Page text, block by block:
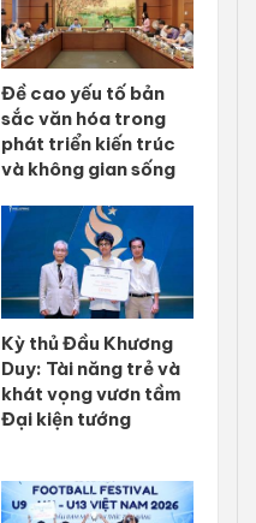
Đề cao yếu tố bản
sắc văn hóa trong
phát triển kiến trúc
và không gian sống
Kỳ thủ Đầu Khương
Duy: Tài năng trẻ và
khát vọng vươn tầm
Đại kiện tướng